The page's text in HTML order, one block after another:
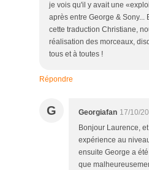
je vois qu'il y avait une
après entre George & Sony...
cette traduction Christiane,
réalisation des morceaux,
tous et à toutes !
Répondre
G Georgiafan 17/10/
Bonjour Laurence,
expérience au
ensuite George a
que